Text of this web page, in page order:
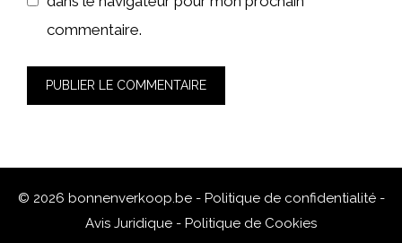
commentaire.
© 2026 bonnenverkoop.be - Politique de confidentialité -
Avis Juridique - Politique de Cookies